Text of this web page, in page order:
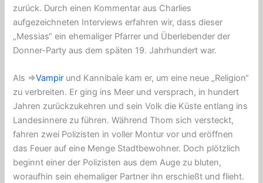
zurück. Durch einen Kommentar aus Charlies
aufgezeichneten Interviews erfahren wir, dass dieser
„Messias“ ein ehemaliger Pfarrer und Überlebenderder
Donner-Party aus dem späten 19. Jahrhundert war.
Als ⇒Vampir und Kannibale kam er, um eine neue „Religion“
zu verbreiten. Er ging ins Meer und versprach, in hundert
Jahren zurückzukehren und sein Volk die Küste entlang ins
Landesinnere zu führen. Während Thom sich versteckt,
fahren zwei Polizisten involler Montur vor und eröffnen
das Feuer auf eine Menge Stadtbewohner. Doch plötzlich
beginnt einer der Polizisten aus dem Auge zu bluten,
woraufhin sein ehemaliger Partner ihn erschießt und flieht.